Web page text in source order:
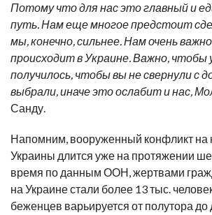
Потому что для нас это главный и
путь. Нам еще многое предстоит
мы, конечно, сильнее. Нам очень
происходит в Украине. Важно, чтобы
получилось, чтобы вы не свернули с
выбрали, иначе это ослабит и нас,
Санду.
Напомним, вооруженный конфликт на
Украины длится уже на протяжении
время по данным ООН, жертвами
на Украине стали более 13 тыс.
беженцев варьируется от полутора